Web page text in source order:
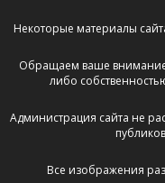
пожалейте
очень славные
буквами.
Не копируйте
важно именно
Не размещайте
И запаситесь
Некоторые материалы
Обращаем ваше внимание
либо
Администрация сайта не
Все изображения